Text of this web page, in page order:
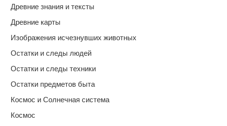
Древние знания и тексты
Древние карты
Изображения исчезнувших животных
Остатки и следы людей
Остатки и следы техники
Остатки предметов быта
Космос и Солнечная система
Космос